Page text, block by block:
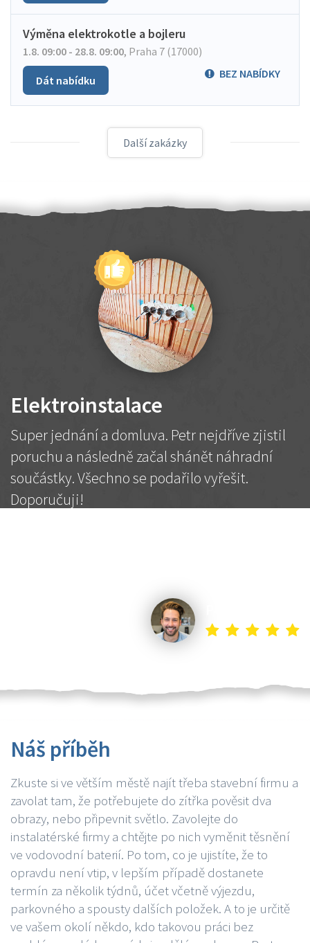
Výměna elektrokotle a bojleru
1.8. 09:00 - 28.8. 09:00, Praha 7 (17000)
BEZ NABÍDKY
Dát nabídku
Další zakázky
Elektroinstalace
Super jednání a domluva. Petr nejdříve zjistil
poruchu a následně začal shánět náhradní
součástky. Všechno se podařilo vyřešit.
Doporučuji!
Náš příběh
Zkuste si ve větším městě najít třeba stavební firmu a
zavolat tam, že potřebujete do zítřka pověsit dva
obrazy, nebo připevnit světlo. Zavolejte do
instalatérské firmy a chtějte po nich vyměnit těsnění
ve vodovodní baterií. Po tom, co je ujistíte, že to
opravdu není vtip, v lepším případě dostanete
termín za několik týdnů, účet včetně výjezdu,
parkovného a spousty dalších položek. A to je určitě
ve vašem okolí někdo, kdo takovou práci bez